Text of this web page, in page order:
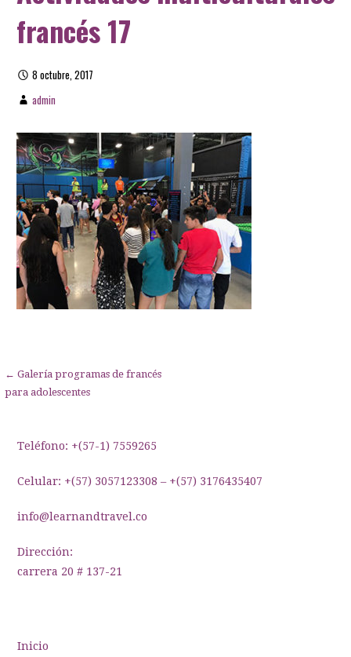
francés 17
8 octubre, 2017
admin
Navegación
de
entradas
← Galería programas de francés
para adolescentes
Teléfono: +(57-1) 7559265
Celular: +(57) 3057123308 – +(57) 3176435407
info@learnandtravel.co
Dirección:
carrera 20 # 137-21
Inicio